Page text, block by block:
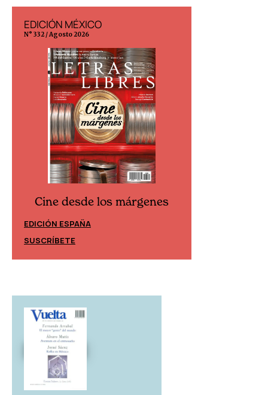
EDICIÓN MÉXICO
N° 332 / Agosto 2026
Cine desde los márgenes
EDICIÓN ESPAÑA
SUSCRÍBETE